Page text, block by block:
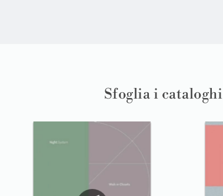
Sfoglia i cataloghi